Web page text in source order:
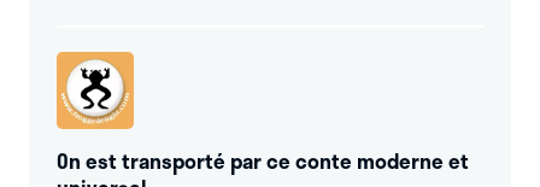
On est transporté par ce conte moderne et